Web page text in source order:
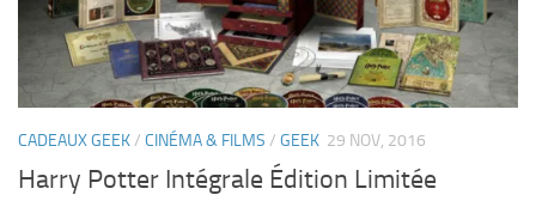
CADEAUX GEEK/ CINÉMA & FILMS / GEEK 29 NOV, 2016
Harry Potter Intégrale Édition Limitée